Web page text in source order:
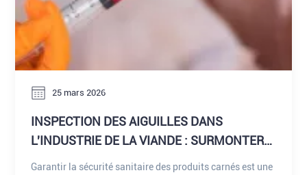
25 mars 2026
INSPECTION DES AIGUILLES DANS
L'INDUSTRIE DE LA VIANDE : SURMONTER
LES LIMITES DE LA DÉTECTION
Garantir la sécurité sanitaire des produits carnés est une